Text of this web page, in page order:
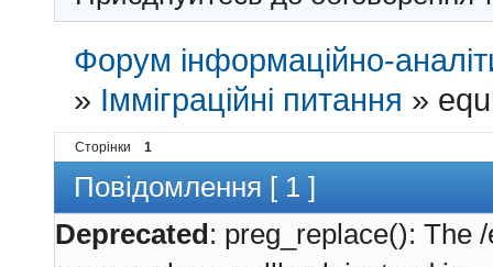
Форум інформаційно-
» Імміграційні питання »
Сторінки 1
Повідомлення [ 1 ]
Deprecated: preg_replace(): The